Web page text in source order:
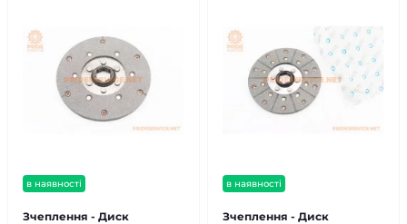
в наявності
Зчеплення - Диск
в наявності
Зчеплення - Диск